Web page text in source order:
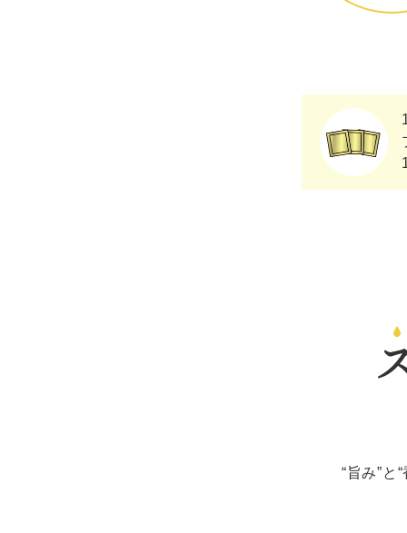
“旨み”と